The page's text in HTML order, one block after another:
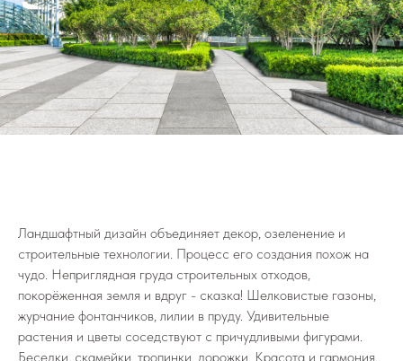
Ландшафтный дизайн объединяет декор, озеленение и
строительные технологии. Процесс его создания похож на
чудо. Неприглядная груда строительных отходов,
покорёженная земля и вдруг - сказка! Шелковистые газоны,
журчание фонтанчиков, лилии в пруду. Удивительные
растения и цветы соседствуют с причудливыми фигурами.
Беседки, скамейки, тропинки, дорожки. Красота и гармония,